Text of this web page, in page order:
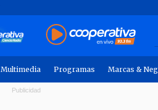
Multimedia Programas Marcas &